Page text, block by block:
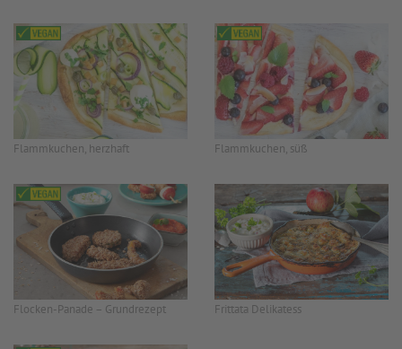
Flammkuchen, herzhaft Flammkuchen, süß
Flocken-Panade – Grundrezept Frittata Delikatess